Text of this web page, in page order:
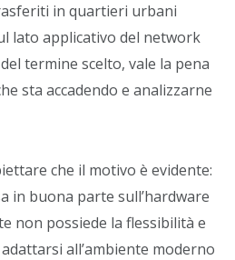
in quartieri urbani
lato applicativo del network
termine scelto, vale la pena
sta accadendo e analizzarne
che il motivo è evidente:
in buona parte sull’hardware
non possiede la flessibilità e
all’ambiente moderno